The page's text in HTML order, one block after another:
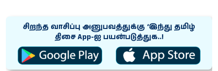
சிறந்த வாசிப்பு அனுபவத்துக்கு ‘இந்து தமிழ்
திசை App-ஐ பயன்படுத்துக..!